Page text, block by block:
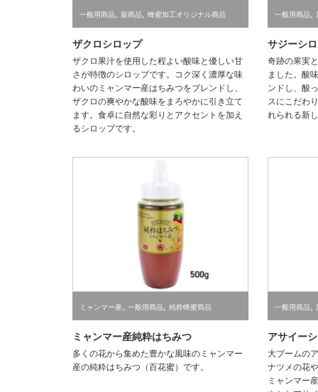
一般用商品 新商品 蜂蜜加工オリジナル商品
ザクロシロップ
ザクロ果汁を使用した程よい酸味と優しい甘
さが特徴のシロップです。コク深く濃厚な味
わいのミャンマー産はちみつをブレンドし、
ザクロの爽やかな酸味をまろやかに引き立て
ます。食卓に自然な彩りとアクセントを加え
るシロップです。
一般用商品
サジーシ
奇跡の果実
ました。酸
ンドし、酸
スにこだわ
れられる新
ミャンマー産 一般用商品 純粋蜂蜜商品
ミャンマー産純粋はちみつ
多くの花から集めた豊かな風味のミャンマー
産の純粋はちみつ（百花蜜）です。
一般用商品
アサイー
大ブームの
ナツメの花
ミャンマー